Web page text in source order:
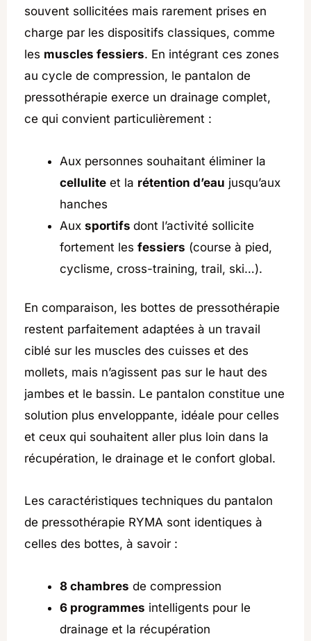
souvent sollicitées mais rarement prises en
charge par les dispositifs classiques, comme
les muscles fessiers. En intégrant ces zones
au cycle de compression, le pantalon de
pressothérapie exerce un drainage complet,
ce qui convient particulièrement :
Aux personnes souhaitant éliminer la
cellulite et la rétention d’eau jusqu’aux
hanches
Aux sportifs dont l’activité sollicite
fortement les fessiers (course à pied,
cyclisme, cross-training, trail, ski…).
En comparaison, les bottes de pressothérapie
restent parfaitement adaptées à un travail
ciblé sur les muscles des cuisses et des
mollets, mais n’agissent pas sur le haut des
jambes et le bassin. Le pantalon constitue une
solution plus enveloppante, idéale pour celles
et ceux qui souhaitent aller plus loin dans la
récupération, le drainage et le confort global.
Les caractéristiques techniques du pantalon
de pressothérapie RYMA sont identiques à
celles des bottes, à savoir :
8 chambres de compression
6 programmes intelligents pour le
drainage et la récupération